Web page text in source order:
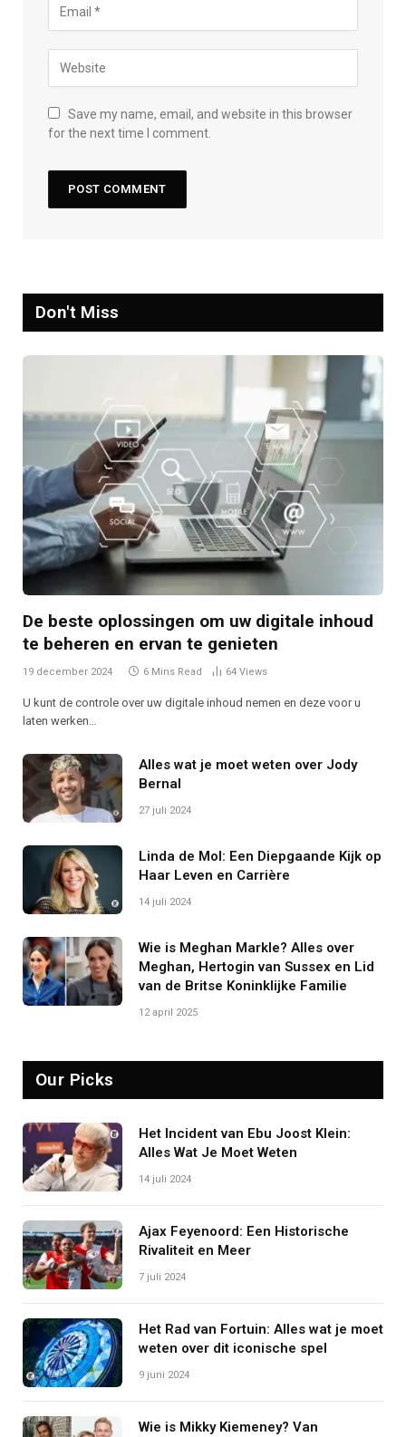
Save my name, email, and website in this browser
for the next time I comment.
Don't Miss
De beste oplossingen om uw digitale inhoud
te beheren en ervan te genieten
19 december 2024 6 Mins Read 64 Views
U kunt de controle over uw digitale inhoud nemen en deze voor u
laten werken…
Alles wat je moet weten over Jody
Bernal
27 juli 2024
Linda de Mol: Een Diepgaande Kijk op
Haar Leven en Carrière
14 juli 2024
Wie is Meghan Markle? Alles over
Meghan, Hertogin van Sussex en Lid
van de Britse Koninklijke Familie
12 april 2025
Our Picks
Het Incident van Ebu Joost Klein:
Alles Wat Je Moet Weten
14 juli 2024
Ajax Feyenoord: Een Historische
Rivaliteit en Meer
7 juli 2024
Het Rad van Fortuin: Alles wat je moet
weten over dit iconische spel
9 juni 2024
Wie is Mikky Kiemeney? Van